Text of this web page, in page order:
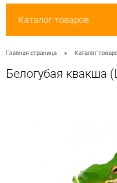
Каталог товаров
Главная страница • Каталог
Белогубая квакша